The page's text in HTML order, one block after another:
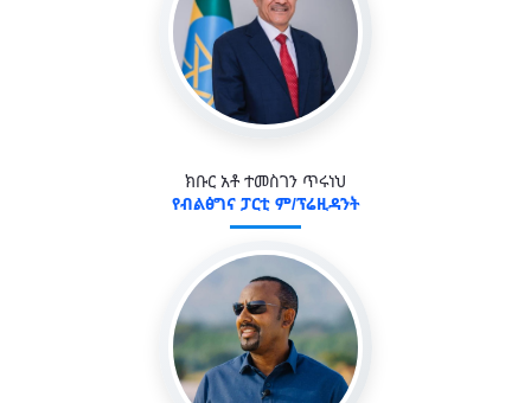
ክቡር አቶ ተመስገን ጥሩነህ
የብልፅግና ፓርቲ ም/ፕሬዚዳንት